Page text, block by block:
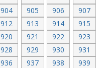
904 905 906
907
912 913 914
915
920 921 922
923
928 929 930
931
936 937 938
939